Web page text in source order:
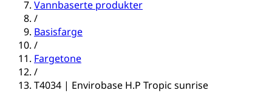
Vannbaserte produkter
/
Basisfarge
/
Fargetone
/
T4034 | Envirobase H.P Tropic sunrise